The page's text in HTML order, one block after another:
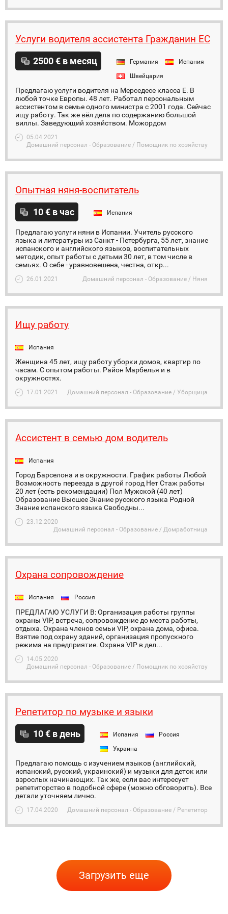
Услуги водителя ассистента Гражданин ЕС
2500 € в месяц Германия
Испания
Швейцария
Предлагаю услуги водителя на Мерседесе класса Е. В
любой точке Европы. 48 лет. Работал персональным
ассистентом в семье одного министра с 2001 года. Сейчас
ищу работу. Так же вёл дела по содержанию большой
виллы. Заведующий хозяйством. Можордом
05.04.2021
Домашний персонал - Образование / Помощник по хозяйству
Опытная няня-воспитатель
10 € в час Испания
Предлагаю услуги няни в Испании. Учитель русского
языка и литературы из Санкт - Петербурга, 55 лет, знание
испанского и английского языков, воспитательных
методик, опыт работы с детьми 30 лет, в том числе в
семьях. О себе - уравновешена, честна, откр...
26.01.2021 Домашний персонал - Образование / Няня
Ищу работу
Испания
Женщина 45 лет, ищу работу уборки домов, квартир по
часам. С опытом работы. Район Марбелья и в
окружностях.
17.01.2021 Домашний персонал - Образование / Уборщица
Ассистент в семью дом водитель
Испания
Город Барселона и в окружности. График работы Любой
Возможность переезда в другой город Нет Стаж работы
20 лет (есть рекомендации) Пол Мужской (40 лет)
Образование Высшее Знание русского языка Родной
Знание испанского языка Свободны...
23.12.2020
Домашний персонал - Образование / Домработница
Охрана сопровождение
Испания Россия
ПРЕДЛАГАЮ УСЛУГИ В: Организация работы группы
охраны VIP, встреча, сопровождение до места работы,
отдыха. Охрана членов семьи VIP, охрана дома, офиса.
Взятие под охрану зданий, организация пропускного
режима на предприятие. Охрана VIP в дел...
14.05.2020
Домашний персонал - Образование / Помощник по хозяйству
Репетитор по музыке и языки
10 € в день Испания
Россия
Украина
Предлагаю помощь с изучением языков (английский,
испанский, русский, украинский) и музыки для деток или
взрослых начинающих. Так же, если вас интересует
репетиторство в подобной сфере (можно обговорить). Все
детали уточняем лично.
17.04.2020 Домашний персонал - Образование / Репетитор
Загрузить еще